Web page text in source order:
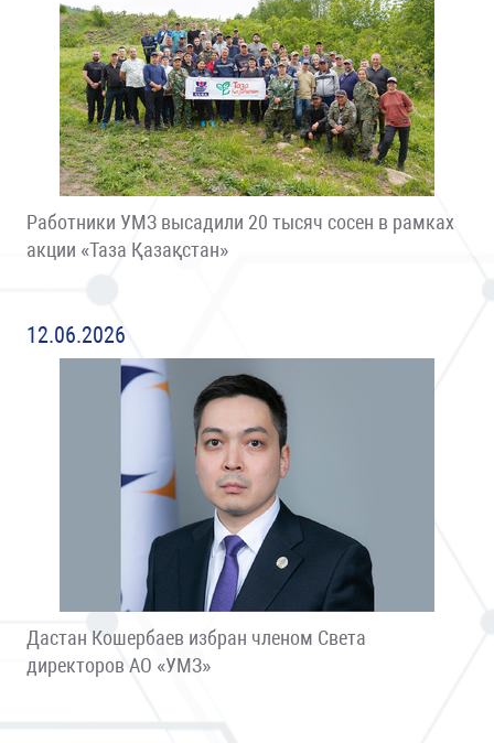
Работники УМЗ высадили 20 тысяч сосен в рамках
акции «Таза Қазақстан»
12.06.2026
Дастан Кошербаев избран членом Света
директоров АО «УМЗ»